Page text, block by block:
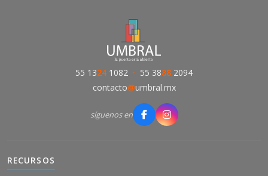
55 1324 1082 · 55 3888 2094
contacto@umbral.mx
síguenos en
RECURSOS